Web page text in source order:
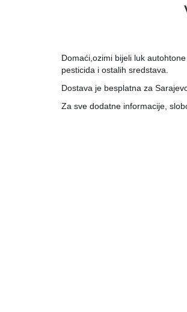
Domaći,ozimi bijeli luk
pesticida i ostalih sredstava.
Dostava je besplatna za
Za sve dodatne informacije,